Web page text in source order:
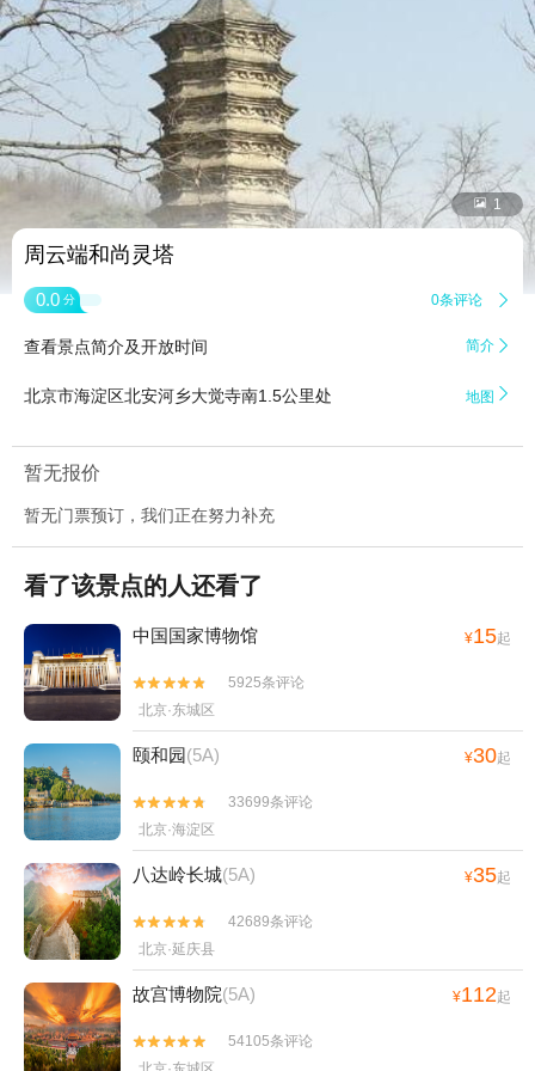
 1
周云端和尚灵塔
0.0 分 0条评论 
查看景点简介及开放时间 简介 
北京市海淀区北安河乡大觉寺南1.5公里处 地图 
暂无报价
暂无门票预订，我们正在努力补充
看了该景点的人还看了
中国国家博物馆 ¥15起


5925条评论
北京·东城区
颐和园(5A) ¥30起


33699条评论
北京·海淀区
八达岭长城(5A) ¥35起


42689条评论
北京·延庆县
故宫博物院(5A) ¥112起


54105条评论
